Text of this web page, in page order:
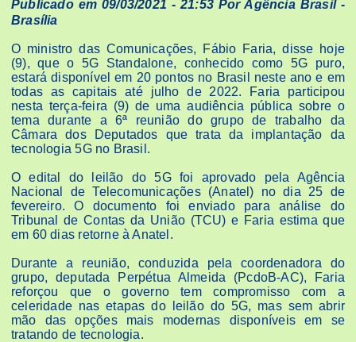
Publicado em 09/03/2021 - 21:53 Por Agência Brasil -
Brasília
O ministro das Comunicações, Fábio Faria, disse hoje
(9), que o 5G Standalone, conhecido como 5G puro,
estará disponível em 20 pontos no Brasil neste ano e em
todas as capitais até julho de 2022. Faria participou
nesta terça-feira (9) de uma audiência pública sobre o
tema durante a 6ª reunião do grupo de trabalho da
Câmara dos Deputados que trata da implantação da
tecnologia 5G no Brasil.
O edital do leilão do 5G foi aprovado pela Agência
Nacional de Telecomunicações (Anatel) no dia 25 de
fevereiro. O documento foi enviado para análise do
Tribunal de Contas da União (TCU) e Faria estima que
em 60 dias retorne à Anatel.
Durante a reunião, conduzida pela coordenadora do
grupo, deputada Perpétua Almeida (PcdoB-AC), Faria
reforçou que o governo tem compromisso com a
celeridade nas etapas do leilão do 5G, mas sem abrir
mão das opções mais modernas disponíveis em se
tratando de tecnologia.